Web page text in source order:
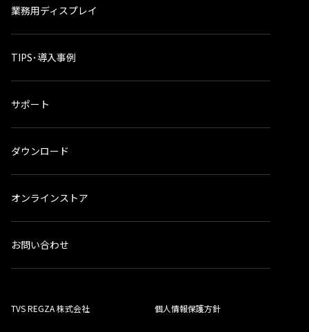
業務用ディスプレイ
TIPS･導入事例
サポート
ダウンロード
オンラインストア
お問い合わせ
TVS REGZA 株式会社 個人情報保護方針